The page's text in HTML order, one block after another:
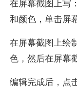
在屏幕截图上写
和颜色，单击屏
在屏幕截图上绘
色，然后在屏幕
编辑完成后，点